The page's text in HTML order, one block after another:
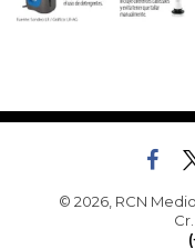
© 2026, RCN